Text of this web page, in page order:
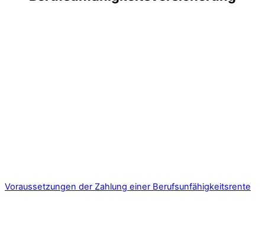
Voraussetzungen der Zahlung einer Berufsunfähigkeitsrente